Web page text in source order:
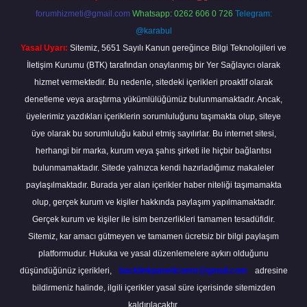
forumhizmeti@gmail.com Whatsapp: 0262 606 0 726 Telegram:
@karabul
Yasal Uyarı: Sitemiz, 5651 Sayılı Kanun gereğince Bilgi Teknolojileri ve
İletişim Kurumu (BTK) tarafından onaylanmış bir Yer Sağlayıcı olarak
hizmet vermektedir. Bu nedenle, sitedeki içerikleri proaktif olarak
denetleme veya araştırma yükümlülüğümüz bulunmamaktadır. Ancak,
üyelerimiz yazdıkları içeriklerin sorumluluğunu taşımakta olup, siteye
üye olarak bu sorumluluğu kabul etmiş sayılırlar. Bu internet sitesi,
herhangi bir marka, kurum veya şahıs şirketi ile hiçbir bağlantısı
bulunmamaktadır. Sitede yalnızca kendi hazırladığımız makaleler
paylaşılmaktadır. Burada yer alan içerikler haber niteliği taşımamakta
olup, gerçek kurum ve kişiler hakkında paylaşım yapılmamaktadır.
Gerçek kurum ve kişiler ile isim benzerlikleri tamamen tesadüfidir.
Sitemiz, kar amacı gütmeyen ve tamamen ücretsiz bir bilgi paylaşım
platformudur. Hukuka ve yasal düzenlemelere aykırı olduğunu
düşündüğünüz içerikleri,
backlinkpanelicomtr@gmail.com
adresine
bildirmeniz halinde, ilgili içerikler yasal süre içerisinde sitemizden
kaldırılacaktır.